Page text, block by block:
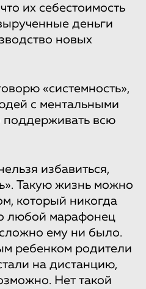
их себестоимость
деньги
новых
«системность»,
с ментальными
всю
избавиться,
Такую жизнь можно
который никогда
любой марафонец
ему ни было.
ребенком родители
на дистанцию,
Нет такой